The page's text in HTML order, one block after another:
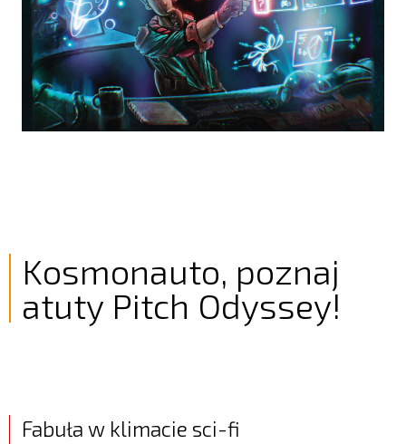
Kosmonauto, poznaj
atuty Pitch Odyssey!
Fabuła w klimacie sci-fi